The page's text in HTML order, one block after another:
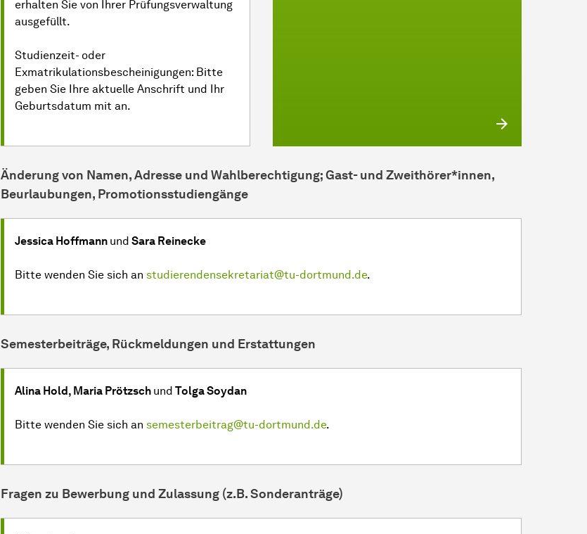
erhalten Sie von Ihrer Prüfungsverwaltung
ausgefüllt.
Studienzeit- oder
Exmatrikulationsbescheinigungen: Bitte
geben Sie Ihre aktuelle Anschrift und Ihr
Geburtsdatum mit an.
Änderung von Namen, Adresse und Wahlberechtigung; Gast- und Zweithörer*innen,
Beurlaubungen, Promotionsstudiengänge
Jessica Hoffmann und Sara Reinecke
Bitte wenden Sie sich an studierendensekretariat@tu-dortmund.de.
Semesterbeiträge, Rückmeldungen und Erstattungen
Alina Hold, Maria Prötzsch und Tolga Soydan
Bitte wenden Sie sich an semesterbeitrag@tu-dortmund.de.
Fragen zu Bewerbung und Zulassung (z.B. Sonderanträge)